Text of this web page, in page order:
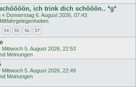
ich trink dich schööön.. *g*
« Donnerstag 6. August 2026, 07:43
54 55 56 57
Mittwoch 5. August 2026, 22:53
Meinungen
Mittwoch 5. August 2026, 22:49
Meinungen